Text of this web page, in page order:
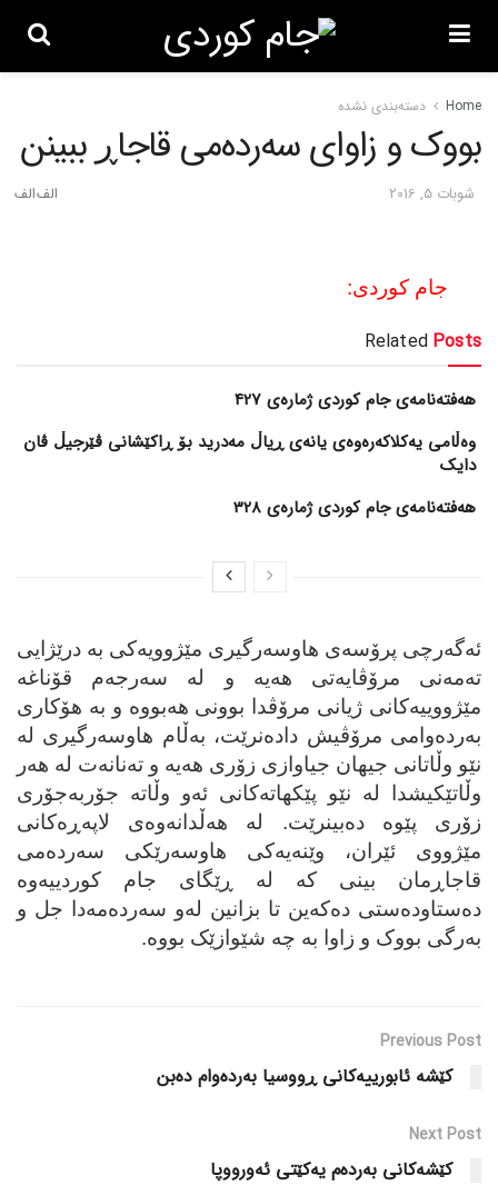
Home دسته‌بندی نشده
بووک و زاوای سه‌رده‌می قاجاڕ ببینن
شوبات 5, 2016
جام کوردی:
Related Posts
هەفتەنامەی جام کوردی ژمارەی 427
وەڵامی یەکلاکەرەوەی یانەی ڕیاڵ مەدرید بۆ ڕاکێشانی ڤێرجیڵ ڤان
دایک
هەفتەنامەی جام کوردی ژمارەی 328
ئه‌گه‌رچی پرۆسه‌ی هاوسه‌رگیری مێژوویه‌کی به‌ درێژایی
ته‌مه‌نی مرۆڤایه‌تی هه‌یه‌ و له‌ سه‌رجه‌م قۆناغه‌
مێژووییه‌کانی ژیانی مرۆڤدا بوونی هه‌بووه‌ و به‌ هۆکاری
به‌رده‌وامی مرۆڤیش داده‌نرێت، به‌ڵام هاوسه‌رگیری له‌
نێو وڵاتانی جیهان جیاوازی زۆری هه‌یه‌ و ته‌نانه‌ت له‌ هه‌ر
وڵاتێکیشدا له‌ نێو پێکهاته‌کانی ئه‌و وڵاته‌ جۆربه‌جۆری
زۆری پێوه‌ ده‌بینرێت. له‌ هه‌ڵدانه‌وه‌ی لاپه‌ڕه‌کانی
مێژووی ئێران، وێنه‌یه‌کی هاوسه‌رێکی سه‌رده‌می
قاجاڕمان بینی که‌ له‌ ڕێگای جام کوردییه‌وه‌
ده‌ستاوده‌ستی ده‌که‌ین تا بزانین له‌و سه‌رده‌مه‌دا جل و
به‌رگی بووک و زاوا به‌ چه‌ شێوازێک بووه‌.
Previous Post
کێشه‌ ئابورییه‌کانی ڕووسیا به‌رده‌وام ده‌بن
Next Post
کێشه‌کانی به‌رده‌م یه‌کێتی ئه‌ورووپا